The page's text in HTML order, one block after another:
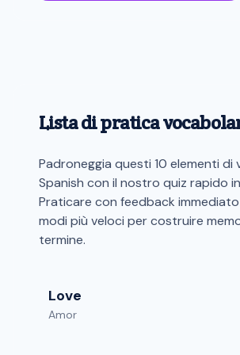
Lista di pratica
Padroneggia questi 10 elementi di
Spanish con il nostro quiz rapido
Praticare con feedback
modi più veloci per costruire
termine.
Love
Amor